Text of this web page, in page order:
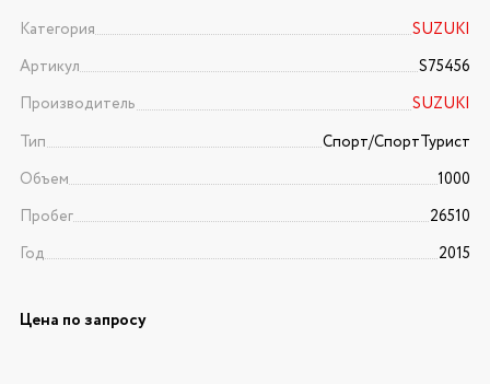
Категория
SUZUKI
Артикул
S75456
Производитель
SUZUKI
Тип
Спорт/CпортТурист
Объем
1000
Пробег
26510
Год
2015
Цена по запросу